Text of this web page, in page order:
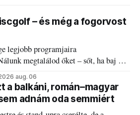
– és még a fogorvost
legjobb programjaira
megtalálod őket – sőt, ha baj van
is!
aug. 06
a balkáni, román–magyar
adnám oda semmiért